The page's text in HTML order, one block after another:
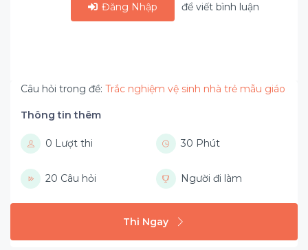
Đăng Nhập để viết bình luận
Câu hỏi trong đề: Trắc nghiệm vệ sinh nhà trẻ mẫu giáo
Thông tin thêm
0 Lượt thi 30 Phút
20 Câu hỏi Người đi làm
Thi Ngay